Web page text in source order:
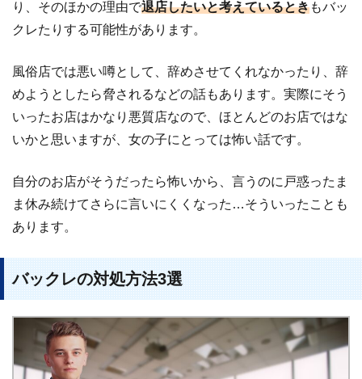
り、そのほかの理由で退店したいと考えているときもバッ
クレたりする可能性があります。
風俗店では悪い噂として、辞めさせてくれなかったり、辞
めようとしたら脅されるなどの話もあります。実際にそう
いったお店はかなり悪質店なので、ほとんどのお店ではな
いかと思いますが、女の子にとっては怖い話です。
自分のお店がそうだったら怖いから、言うのに戸惑ったま
ま休み続けてさらに言いにくくなった…そういったことも
あります。
バックレの対処方法3選